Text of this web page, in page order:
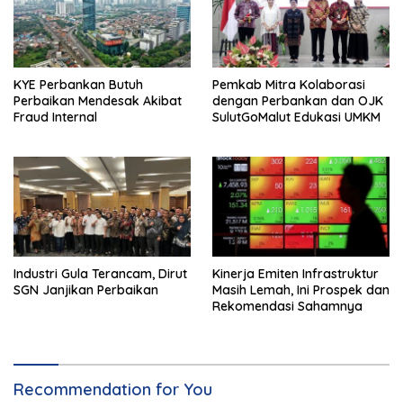
KYE Perbankan Butuh
Perbaikan Mendesak Akibat
Fraud Internal
Pemkab Mitra Kolaborasi
dengan Perbankan dan OJK
SulutGoMalut Edukasi UMKM
Industri Gula Terancam, Dirut
SGN Janjikan Perbaikan
Kinerja Emiten Infrastruktur
Masih Lemah, Ini Prospek dan
Rekomendasi Sahamnya
Recommendation for You